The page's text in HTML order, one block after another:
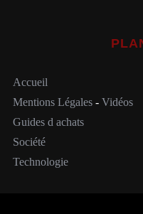
Accueil
Mentions Légales- Vidéos
Guides d achats
Société
Technologie